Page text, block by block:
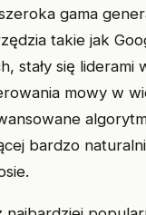
gama
takie jak
stały się
mowy w
bardzo